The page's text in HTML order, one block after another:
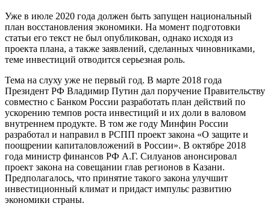
Уже в июле 2020 года должен быть запущен национальный
план восстановления экономики. На момент подготовки
статьи его текст не был опубликован, однако исходя из
проекта плана, а также заявлений, сделанных чиновниками,
теме инвестиций отводится серьезная роль.
Тема на слуху уже не первый год. В марте 2018 года
Президент РФ Владимир Путин дал поручение Правительству
совместно с Банком России разработать план действий по
ускорению темпов роста инвестиций и их доли в валовом
внутреннем продукте. В том же году Минфин России
разработал и направил в РСПП проект закона «О защите и
поощрении капиталовложений в России». В октябре 2018
года министр финансов РФ А.Г. Силуанов анонсировал
проект закона на совещании глав регионов в Казани.
Предполагалось, что принятие такого закона улучшит
инвестиционный климат и придаст импульс развитию
экономики страны.